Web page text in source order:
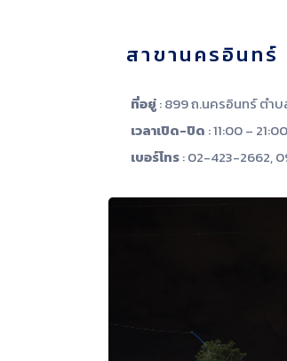
สาขานครอินทร์
ที่อยู่: 899 ถ.นครอินทร์ ตำบ
เวลาเปิด-ปิด : 11:00 –
เบอร์โทร: 02-423-2662,